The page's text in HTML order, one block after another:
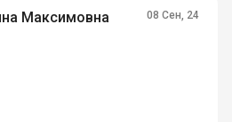
Максимовна 08 Сен, 24